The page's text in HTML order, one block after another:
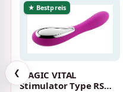
❮
★ Bestpreis
MAGIC VITAL
Stimulator Type RS